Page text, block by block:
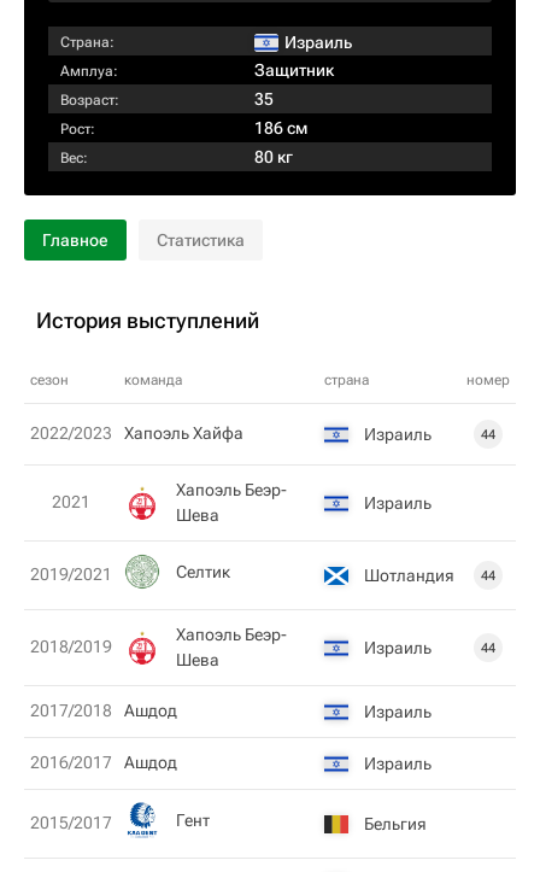
Страна: Израиль
Амплуа: Защитник
Возраст: 35
Рост: 186 см
Вес: 80 кг
Главное Статистика
История выступлений
сезон команда страна номер
2022/2023 Хапоэль Хайфа Израиль 44
2021
Хапоэль Беэр-
Шева
Израиль
2019/2021 Селтик Шотландия 44
2018/2019
Хапоэль Беэр-
Шева
Израиль 44
2017/2018 Ашдод Израиль
2016/2017 Ашдод Израиль
2015/2017 Гент Бельгия